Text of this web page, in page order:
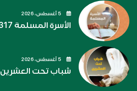
الأسرة المسلمة 1317
شباب تحت العشرين 1317